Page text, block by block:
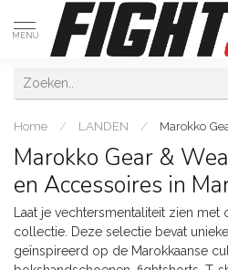
MENU
Home / LANDEN / Marokko
Marokko Gear &
en Accessoires in
Laat je vechtersmentaliteit zien
collectie. Deze selectie bevat
geïnspireerd op de Marokkaanse